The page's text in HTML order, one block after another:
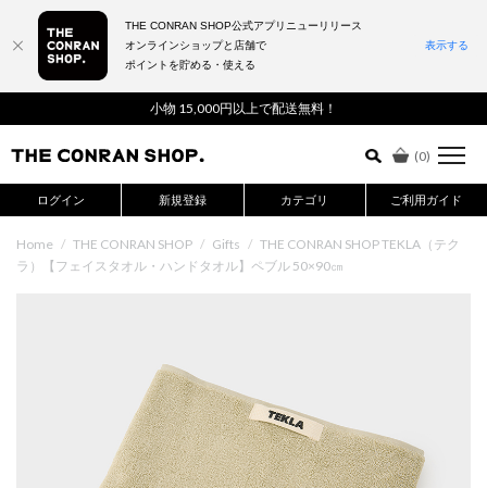
小物 15,000円以上で配送無料！
(0)
ログイン 新規登録 カテゴリ ご利用ガイド
詳細検索はこちら
Home / THE CONRAN SHOP / Gifts / THE CONRAN SHOP TEKLA（テク
ラ）【フェイスタオル・ハンドタオル】ペブル 50×90㎝
THE CONRAN SHOP公式アプリニューリリース
オンラインショップと店舗で
ポイントを貯める・使える
表示する